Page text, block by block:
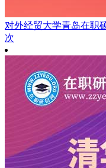
对外经贸大学青岛在职
次